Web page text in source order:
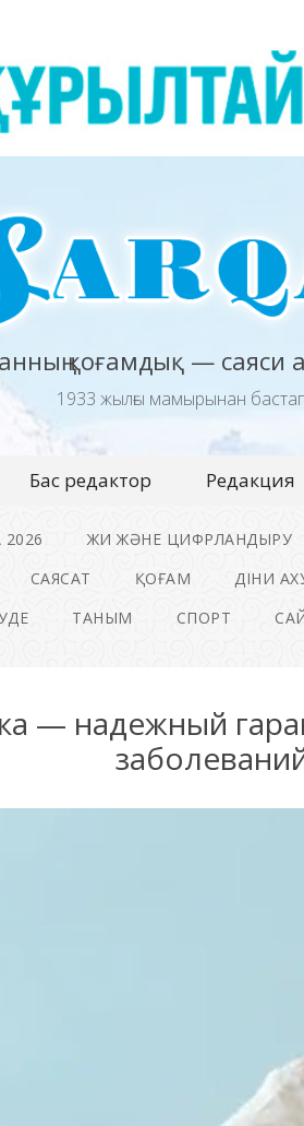
қоғамдық — саяси
1933 жылғы мамырынан
Бас редактор Редакция
ЖИ ЖӘНЕ ЦИФРЛАНДЫРУ
САЯСАТ ҚОҒАМ ДІНИ
ТАНЫМ СПОРТ
— надежный